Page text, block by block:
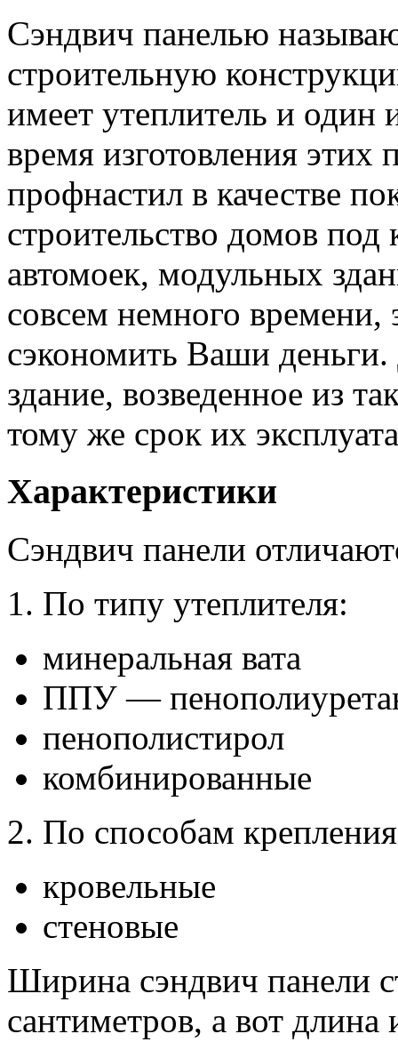
Сэндвич панелью
строительную
имеет утеплитель и
время изготовления этих
профнастил в качестве
строительство домов
автомоек, модульных
совсем немного времени,
сэкономить Ваши
здание, возведенное из
тому же срок их
Характеристики
Сэндвич панели
1. По типу утеплителя:
минеральная вата
ППУ —
пенополистирол
комбинированные
2. По способам крепления
кровельные
стеновые
Ширина сэндвич панели
сантиметров, а вот